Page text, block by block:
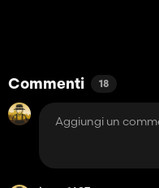
Commenti 18